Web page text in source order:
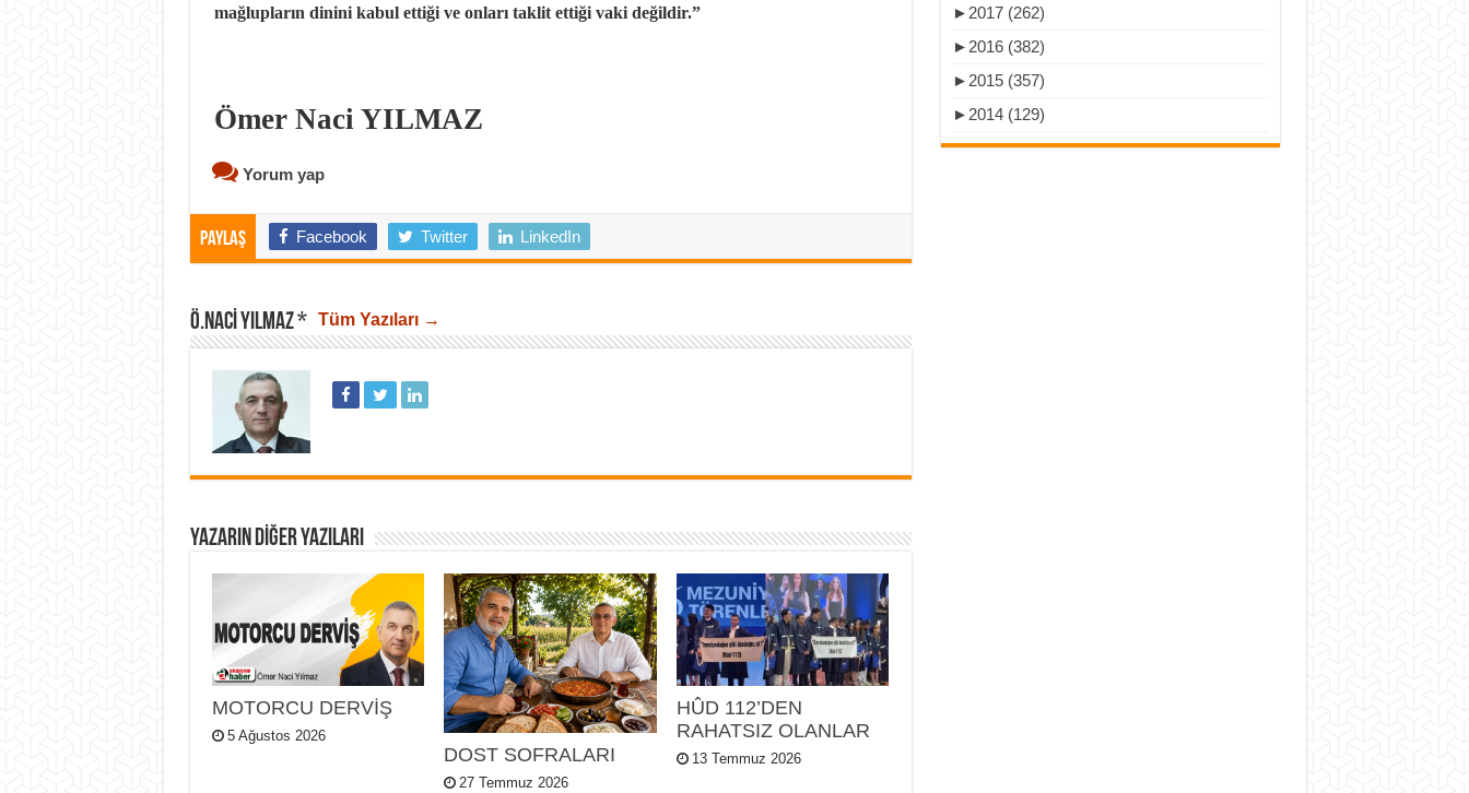
mağlupların dinini kabul ettiği ve onları taklit ettiği vaki değildir.”
Ömer Naci YILMAZ
Yorum yap
Paylaş Facebook Twitter LinkedIn
Ö.NACI YILMAZ * Tüm Yazıları →
YAZARIN DIĞER YAZILARI
MOTORCU DERVİŞ
5 Ağustos 2026
DOST SOFRALARI
27 Temmuz 2026
HÛD 112’DEN
RAHATSIZ OLANLAR
13 Temmuz 2026
► 2017 (262)
► 2016 (382)
► 2015 (357)
► 2014 (129)